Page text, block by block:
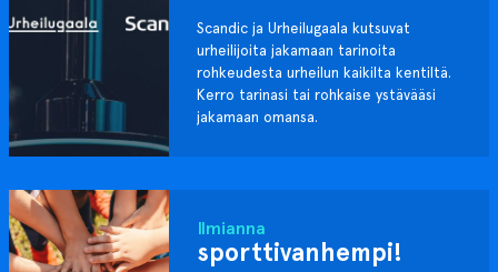
Scandic ja Urheilugaala kutsuvat
urheilijoita jakamaan tarinoita
rohkeudesta urheilun kaikilta kentiltä.
Kerro tarinasi tai rohkaise ystävääsi
jakamaan omansa.
Ilmianna
sporttivanhempi!